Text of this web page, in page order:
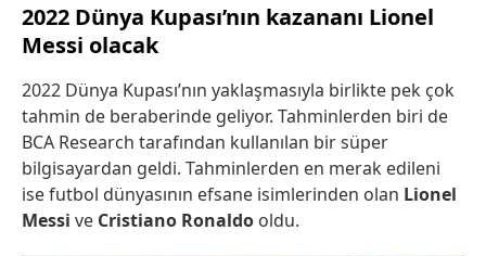
2022 Dünya Kupası’nın kazananı Lionel
Messi olacak
2022 Dünya Kupası’nın yaklaşmasıyla birlikte pek çok
tahmin de beraberinde geliyor. Tahminlerden biri de
BCA Research tarafından kullanılan bir süper
bilgisayardan geldi. Tahminlerden en merak edileni
ise futbol dünyasının efsane isimlerinden olan Lionel
Messi ve Cristiano Ronaldo oldu.